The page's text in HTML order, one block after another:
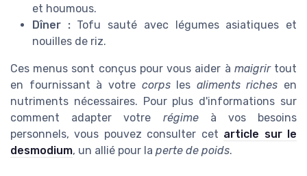
et houmous.
Dîner :Tofu sauté avec légumes asiatiques et
nouilles de riz.
Ces menus sont conçus pour vous aider à maigrirtout
en fournissant à votre corpsles aliments riches en
nutriments nécessaires. Pour plus d'informations sur
comment adapter votre régimeà vos besoins
personnels, vous pouvez consulter cet article sur le
desmodium, un allié pour la perte de poids.